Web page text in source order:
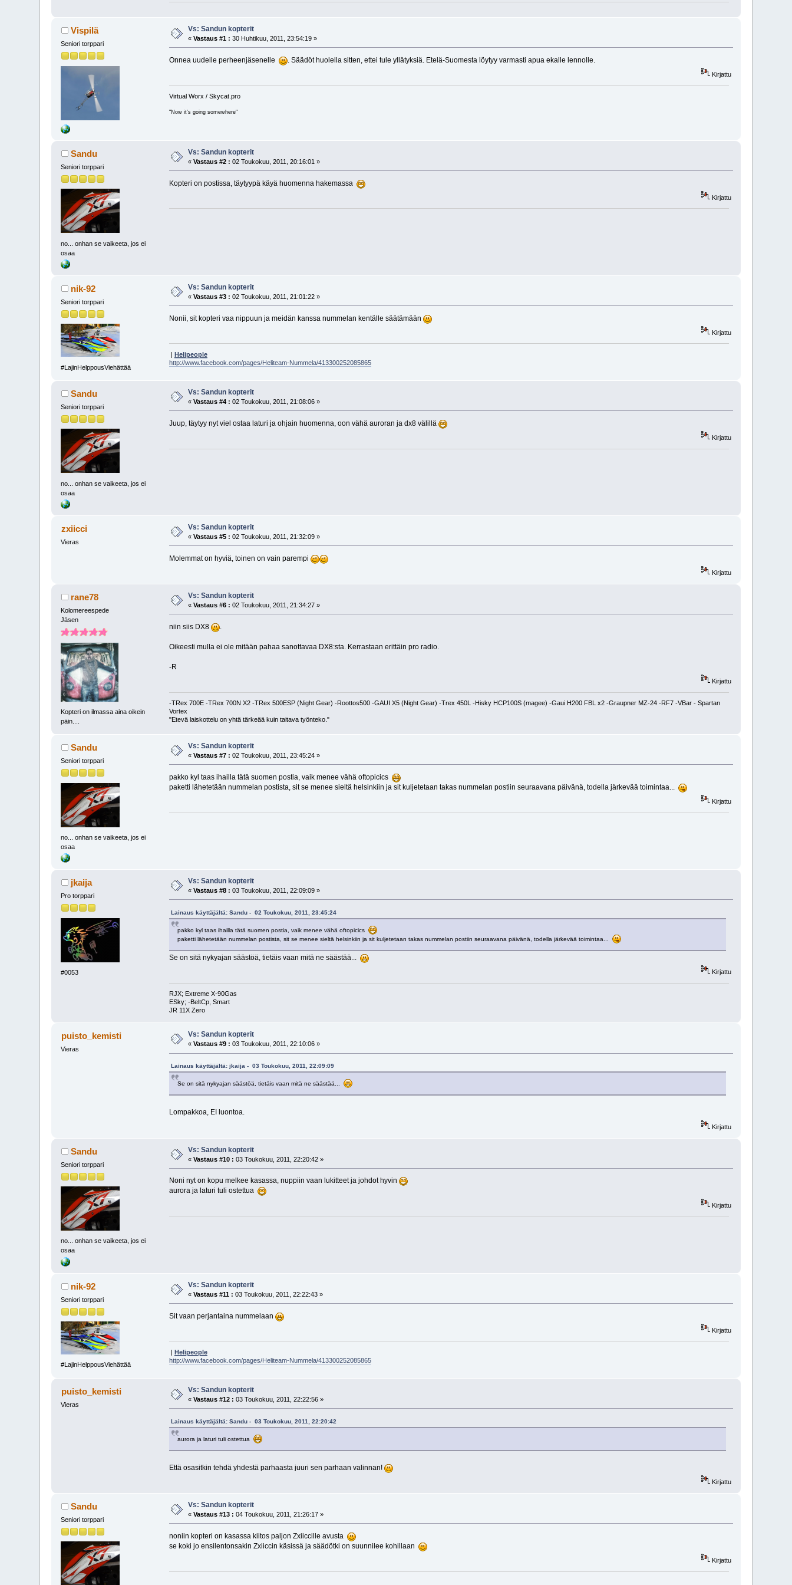
Vispilä
Seniori torppari
Vs: Sandun kopterit
«Vastaus #1 : 30 Huhtikuu, 2011, 23:54:19 »
Onnea uudelle perheenjäsenelle . Säädöt huolella sitten, ettei tule yllätyksiä. Etelä-Suomesta löytyy varmasti apua ekalle lennolle.
Kirjattu
Virtual Worx / Skycat.pro
"Now it's going somewhere"
Sandu
Seniori torppari
no... onhan se vaikeeta, jos ei
osaa
Vs: Sandun kopterit
«Vastaus #2 : 02 Toukokuu, 2011, 20:16:01 »
Kopteri on postissa, täytyypä käyä huomenna hakemassa
Kirjattu
nik-92
Seniori torppari
#LajinHelppousViehättää
Vs: Sandun kopterit
«Vastaus #3 : 02 Toukokuu, 2011, 21:01:22 »
Nonii, sit kopteri vaa nippuun ja meidän kanssa nummelan kentälle säätämään
Kirjattu
| Helipeople
http://www.facebook.com/pages/Heliteam-Nummela/413300252085865
Sandu
Seniori torppari
no... onhan se vaikeeta, jos ei
osaa
Vs: Sandun kopterit
«Vastaus #4 : 02 Toukokuu, 2011, 21:08:06 »
Juup, täytyy nyt viel ostaa laturi ja ohjain huomenna, oon vähä auroran ja dx8 välillä
Kirjattu
zxiicci
Vieras
Vs: Sandun kopterit
«Vastaus #5 : 02 Toukokuu, 2011, 21:32:09 »
Molemmat on hyviä, toinen on vain parempi
Kirjattu
rane78
Kolomereespede
Jäsen
Kopteri on ilmassa aina oikein
päin....
Vs: Sandun kopterit
«Vastaus #6 : 02 Toukokuu, 2011, 21:34:27 »
niin siis DX8 .
Oikeesti mulla ei ole mitään pahaa sanottavaa DX8:sta. Kerrastaan erittäin pro radio.
-R
Kirjattu
-TRex 700E -TRex 700N X2 -TRex 500ESP (Night Gear) -Roottos500 -GAUI X5 (Night Gear) -Trex 450L -Hisky HCP100S (magee) -Gaui H200 FBL x2 -Graupner MZ-24 -RF7 -VBar - Spartan
Vortex
"Etevä laiskottelu on yhtä tärkeää kuin taitava työnteko."
Sandu
Seniori torppari
no... onhan se vaikeeta, jos ei
osaa
Vs: Sandun kopterit
«Vastaus #7 : 02 Toukokuu, 2011, 23:45:24 »
pakko kyl taas ihailla tätä suomen postia, vaik menee vähä oftopicics
paketti lähetetään nummelan postista, sit se menee sieltä helsinkiin ja sit kuljetetaan takas nummelan postiin seuraavana päivänä, todella järkevää toimintaa...
Kirjattu
jkaija
Pro torppari
#0053
Vs: Sandun kopterit
«Vastaus #8 : 03 Toukokuu, 2011, 22:09:09 »
Lainaus käyttäjältä: Sandu - 02 Toukokuu, 2011, 23:45:24
pakko kyl taas ihailla tätä suomen postia, vaik menee vähä oftopicics
paketti lähetetään nummelan postista, sit se menee sieltä helsinkiin ja sit kuljetetaan takas nummelan postiin seuraavana päivänä, todella järkevää toimintaa...
Se on sitä nykyajan säästöä, tietäis vaan mitä ne säästää...
Kirjattu
RJX; Extreme X-90Gas
ESky; -BeltCp, Smart
JR 11X Zero
puisto_kemisti
Vieras
Vs: Sandun kopterit
«Vastaus #9 : 03 Toukokuu, 2011, 22:10:06 »
Lainaus käyttäjältä: jkaija - 03 Toukokuu, 2011, 22:09:09
Se on sitä nykyajan säästöä, tietäis vaan mitä ne säästää...
Lompakkoa, EI luontoa.
Kirjattu
Sandu
Seniori torppari
no... onhan se vaikeeta, jos ei
osaa
Vs: Sandun kopterit
«Vastaus #10 : 03 Toukokuu, 2011, 22:20:42 »
Noni nyt on kopu melkee kasassa, nuppiin vaan lukitteet ja johdot hyvin
aurora ja laturi tuli ostettua
Kirjattu
nik-92
Seniori torppari
#LajinHelppousViehättää
Vs: Sandun kopterit
«Vastaus #11 : 03 Toukokuu, 2011, 22:22:43 »
Sit vaan perjantaina nummelaan
Kirjattu
| Helipeople
http://www.facebook.com/pages/Heliteam-Nummela/413300252085865
puisto_kemisti
Vieras
Vs: Sandun kopterit
«Vastaus #12 : 03 Toukokuu, 2011, 22:22:56 »
Lainaus käyttäjältä: Sandu - 03 Toukokuu, 2011, 22:20:42
aurora ja laturi tuli ostettua
Että osasitkin tehdä yhdestä parhaasta juuri sen parhaan valinnan!
Kirjattu
Sandu
Seniori torppari
Vs: Sandun kopterit
«Vastaus #13 : 04 Toukokuu, 2011, 21:26:17 »
noniin kopteri on kasassa kiitos paljon Zxiiccille avusta
se koki jo ensilentonsakin Zxiiccin käsissä ja säädötki on suunnilee kohillaan
Kirjattu